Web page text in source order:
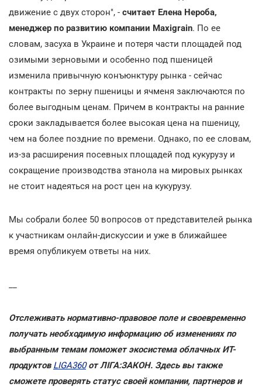
движение с двух сторон", - считает Елена Нероба,
менеджер по развитию компании Maxigrain. По ее
словам, засуха в Украине и потеря части площадей под
озимыми зерновыми и особенно под пшеницей
изменила привычную конъюнктуру рынка - сейчас
контракты по зерну пшеницы и ячменя заключаются по
более выгодным ценам. Причем в контракты на ранние
сроки закладывается более высокая цена на пшеницу,
чем на более поздние по времени. Однако, по ее словам,
из-за расширения посевных площадей под кукурузу и
сокращение производства этанола на мировых рынках
не стоит надеяться на рост цен на кукурузу.
Мы собрали более 50 вопросов от представителей рынка
к участникам онлайн-дискуссии и уже в ближайшее
время опубликуем ответы на них.
Отслеживать нормативно-правовое поле и своевременно
получать необходимую информацию об изменениях по
выбранным темам поможет экосистема облачных ИТ-
продуктов LIGA360от ЛІГА:ЗАКОН. Здесь вы также
сможете проверять статус своей компании, партнеров и